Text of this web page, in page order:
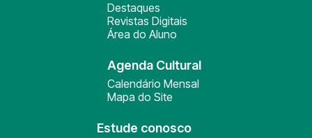
Destaques
Revistas Digitais
Área do Aluno
Agenda Cultural
Calendário Mensal
Mapa do Site
Estude conosco